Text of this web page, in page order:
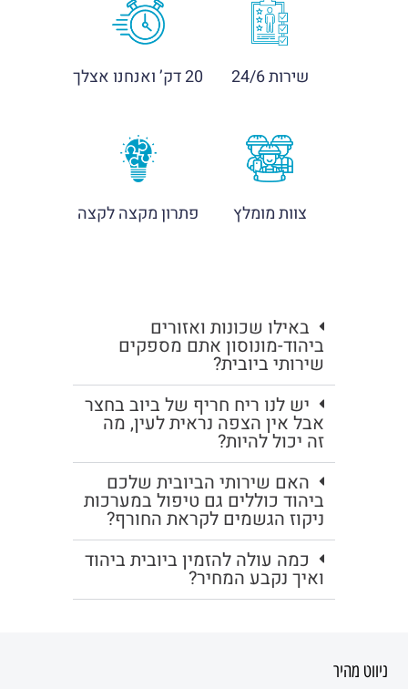
שירות 24/6 20 דק’ ואנחנו אצלך
צוות מומלץ פתרון מקצה לקצה
באילו שכונות ואזורים
ביהוד-מונוסון אתם מספקים
שירותי ביובית?
יש לנו ריח חריף של ביוב בחצר
אבל אין הצפה נראית לעין, מה
זה יכול להיות?
האם שירותי הביובית שלכם
ביהוד כוללים גם טיפול במערכות
ניקוז הגשמים לקראת החורף?
כמה עולה להזמין ביובית ביהוד
ואיך נקבע המחיר?
ניווט מהיר